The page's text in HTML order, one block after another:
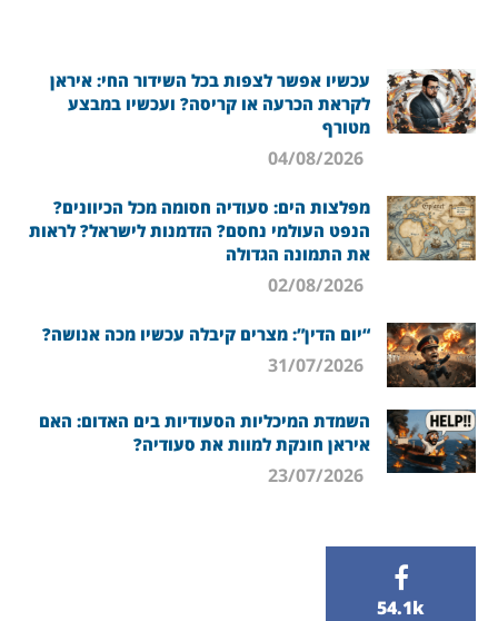
עכשיו אפשר לצפות בכל השידור החי: איראן
לקראת הכרעה או קריסה? ועכשיו במבצע
מטורף
מפלצות הים: סעודיה חסומה מכל הכיוונים?
הנפט העולמי נחסם? הזדמנות לישראל? לראות
את התמונה הגדולה
“יום הדין”: מצרים קיבלה עכשיו מכה אנושה?
השמדת המיכליות הסעודיות בים האדום: האם
איראן חונקת למוות את סעודיה?
54.1k